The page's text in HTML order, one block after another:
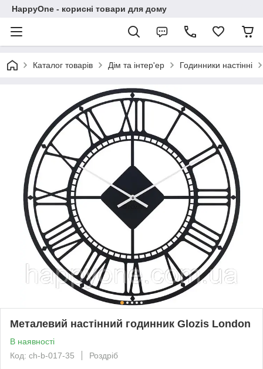
HappyOne - корисні товари для дому
Каталог товарів Дім та інтер'ер Годинники настінні
Металевий настінний годинник Glozis London
В наявності
Код: ch-b-017-35
Роздріб